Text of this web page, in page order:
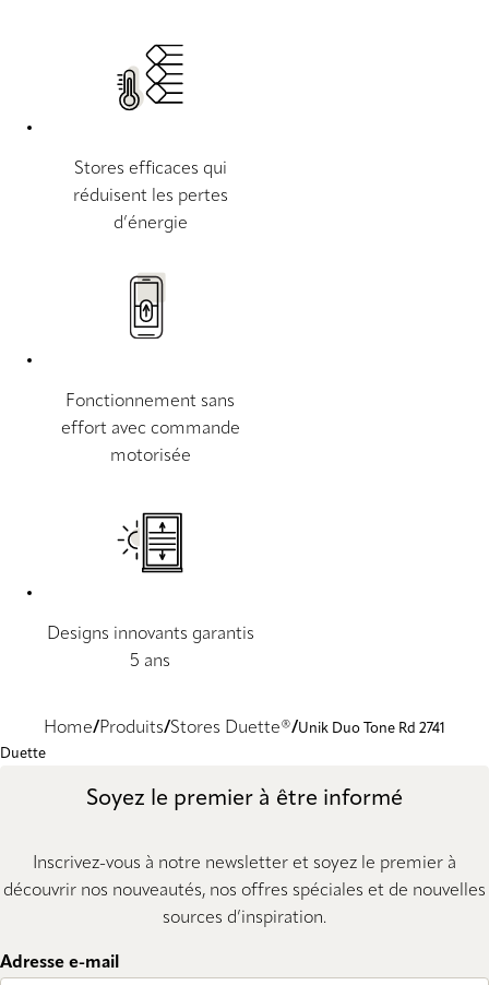
Stores efficaces qui
réduisent les pertes
d’énergie
Fonctionnement sans
effort avec commande
motorisée
Designs innovants garantis
5 ans
Home Produits Stores Duette®
Unik Duo Tone Rd 2741
Duette
Soyez le premier à être informé
Inscrivez-vous à notre newsletter et soyez le premier à
découvrir nos nouveautés, nos offres spéciales et de nouvelles
sources d’inspiration.
Adresse e-mail